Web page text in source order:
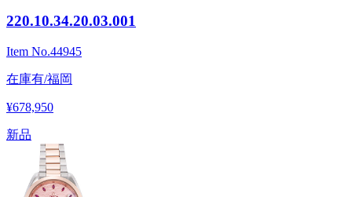
220.10.34.20.03.001
Item No.44945
在庫有/福岡
¥678,950
新品